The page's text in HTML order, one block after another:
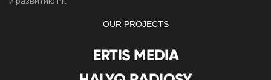
OUR PROJECTS